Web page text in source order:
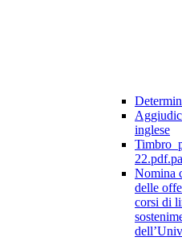
inglese
Nomina
delle
corsi di